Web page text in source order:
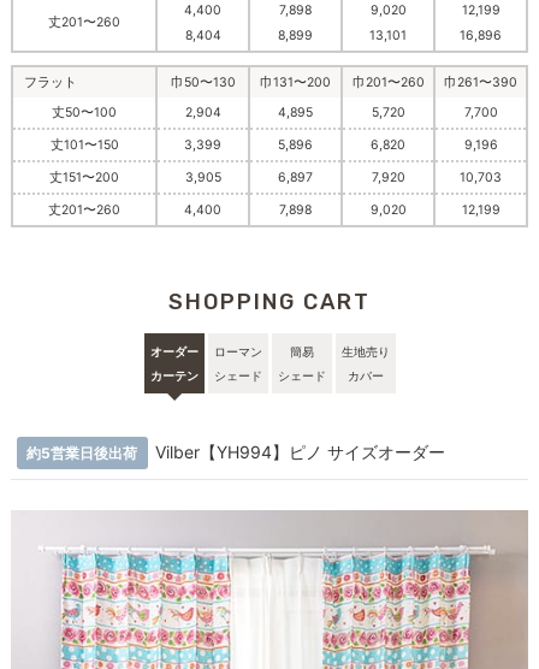
丈201〜260
4,400
8,404
7,898
8,899
9,020
13,101
12,199
16,896
フラット 巾50〜130 巾131〜200 巾201〜260
巾261〜390
丈50〜100
2,904 4,895 5,720 7,700
丈101〜150 3,399 5,896 6,820 9,196
丈151〜200 3,905 6,897 7,920 10,703
丈201〜260 4,400 7,898 9,020 12,199
SHOPPING CART
オーダー
カーテン
ローマン
シェード
簡易
シェード
生地売り
カバー
約5営業日後出荷 Vilber【YH994】ピノ サイズオーダー